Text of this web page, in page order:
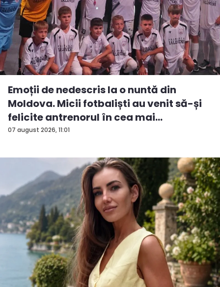
07 august 2026, 11:01
Emoții de nedescris la o nuntă din
Moldova. Micii fotbaliști au venit să-și
felicite antrenorul în cea mai
importan...